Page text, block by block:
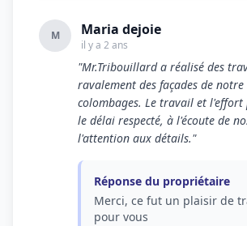
M Maria dejoie
il y a 2 ans
"Mr.Tribouillard a réalisé des
ravalement des façades de
colombages. Le travail et l'effort
le délai respecté, à l'écoute de
l'attention aux détails."
Réponse du propriétaire
Merci, ce fut un plaisir de
pour vous